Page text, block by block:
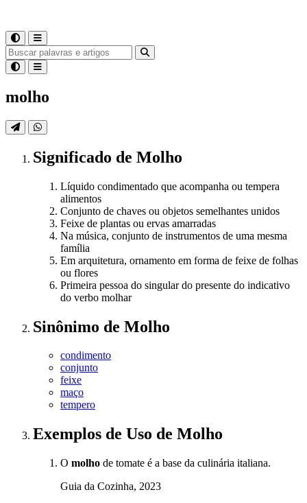
molho
Significado de Molho
Líquido condimentado que acompanha ou tempera
alimentos
Conjunto de chaves ou objetos semelhantes unidos
Feixe de plantas ou ervas amarradas
Na música, conjunto de instrumentos de uma mesma
família
Em arquitetura, ornamento em forma de feixe de folhas
ou flores
Primeira pessoa do singular do presente do indicativo
do verbo molhar
Sinônimo de Molho
condimento
conjunto
feixe
maço
tempero
Exemplos de Uso de Molho
O molho de tomate é a base da culinária italiana.
Guia da Cozinha, 2023